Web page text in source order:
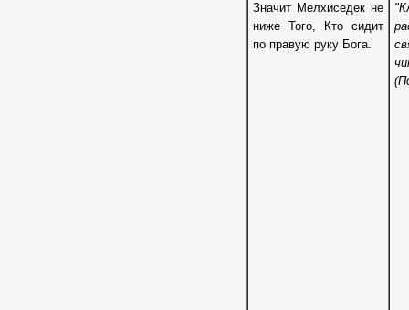
Значит Мелхиседек не
ниже Того, Кто сидит
по правую руку Бога.